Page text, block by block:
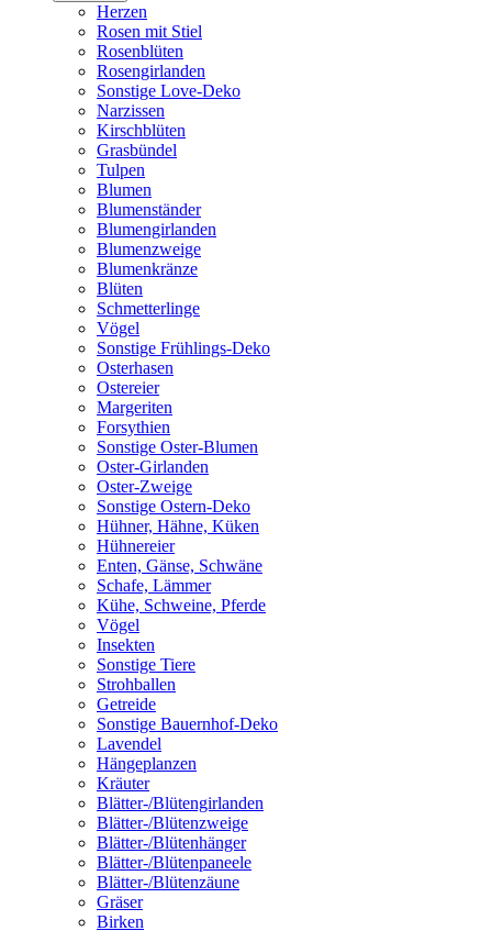
Herzen
Rosen mit Stiel
Rosenblüten
Rosengirlanden
Sonstige Love-Deko
Narzissen
Kirschblüten
Grasbündel
Tulpen
Blumen
Blumenständer
Blumengirlanden
Blumenzweige
Blumenkränze
Blüten
Schmetterlinge
Vögel
Sonstige Frühlings-Deko
Osterhasen
Ostereier
Margeriten
Forsythien
Sonstige Oster-Blumen
Oster-Girlanden
Oster-Zweige
Sonstige Ostern-Deko
Hühner, Hähne, Küken
Hühnereier
Enten, Gänse, Schwäne
Schafe, Lämmer
Kühe, Schweine, Pferde
Vögel
Insekten
Sonstige Tiere
Strohballen
Getreide
Sonstige Bauernhof-Deko
Lavendel
Hängeplanzen
Kräuter
Blätter-/Blütengirlanden
Blätter-/Blütenzweige
Blätter-/Blütenhänger
Blätter-/Blütenpaneele
Blätter-/Blütenzäune
Gräser
Birken